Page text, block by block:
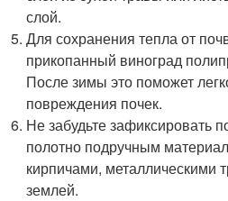
слой.
Для сохранения тепла от
прикопанный виноград
После зимы это поможет
повреждения почек.
Не забудьте зафиксировать
полотно подручным
кирпичами, металлическими
землей.